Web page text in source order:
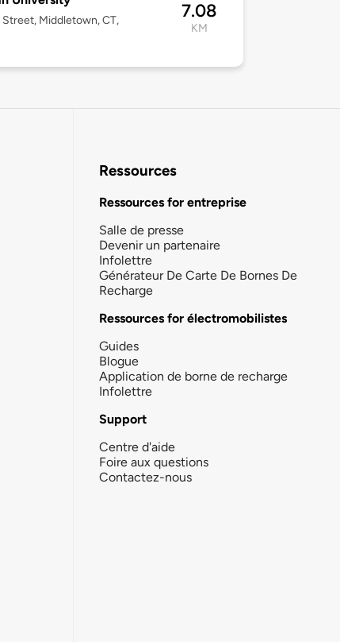
Street, Middletown, CT,
7.08
KM
Ressources
Ressources for entreprise
Salle de presse
Devenir un partenaire
Infolettre
Générateur De Carte De Bornes De
Recharge
Ressources for électromobilistes
Guides
Blogue
Application de borne de recharge
Infolettre
Support
Centre d'aide
Foire aux questions
Contactez-nous